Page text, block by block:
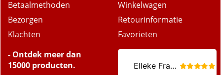
Betaalmethoden
Bezorgen
Klachten
Winkelwagen
Retourinformatie
Favorieten
- Ontdek meer dan
15000 producten.